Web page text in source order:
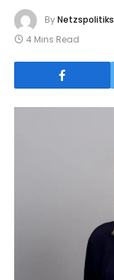
ByNetzspolitiks
4 Mins Read